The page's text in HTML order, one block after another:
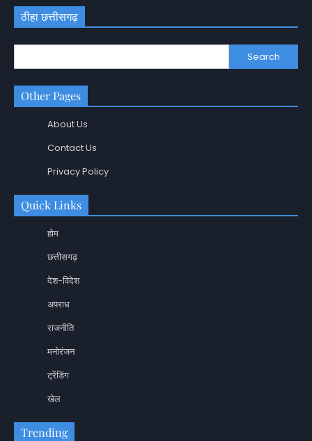
ठीहा छत्तीसगढ़
Search
Other Pages
About Us
Contact Us
Privacy Policy
Quick Links
होम
छत्तीसगढ़
देश-विदेश
अपराध
राजनीति
मनोरंजन
ट्रेंडिंग
खेल
Trending